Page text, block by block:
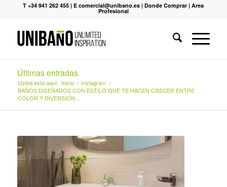
T +34 941 262 455 |E comercial@unibano.es |Donde Comprar |Area
Profesional
Últimas entradas
Usted está aquí: Inicio / Instagram /
BAÑOS DISEÑADOS CON ESTILO QUE TE HACEN CRECER ENTRE
COLOR Y DIVERSIÓN...